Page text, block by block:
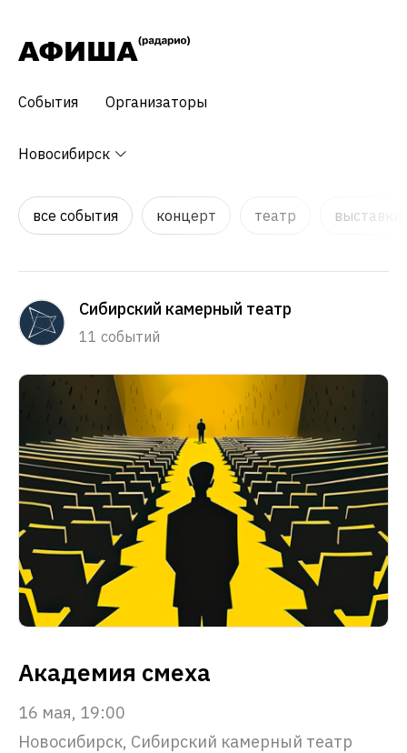
События Организаторы
Новосибирск
все события концерт театр
Сибирский камерный театр
11 событий
Академия смеха
16 мая, 19:00
Новосибирск, Сибирский камерный театр